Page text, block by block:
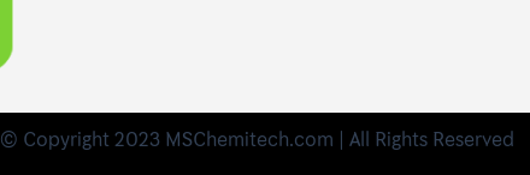
© Copyright 2023 MSChemitech.com | All Rights Reserved